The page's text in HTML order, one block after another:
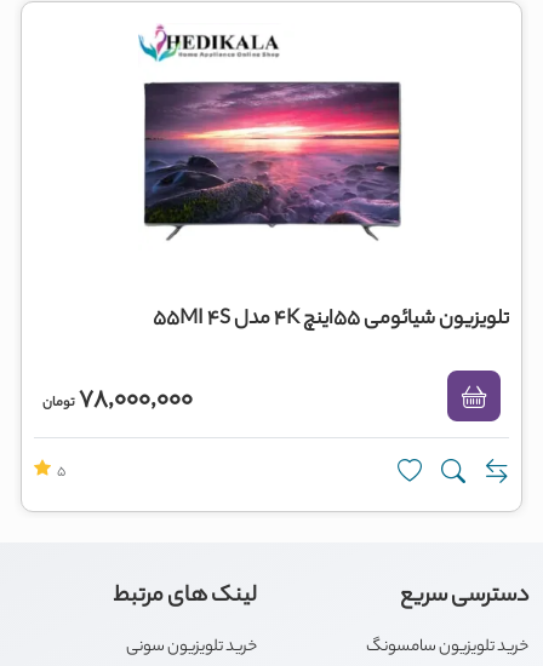
تلویزیون شیائومی 55اینچ 4K مدل 55MI 4S
78,000,000 تومان
5
دسترسی سریع
خرید تلویزیون سامسونگ
لینک های مرتبط
خرید تلویزیون سونی